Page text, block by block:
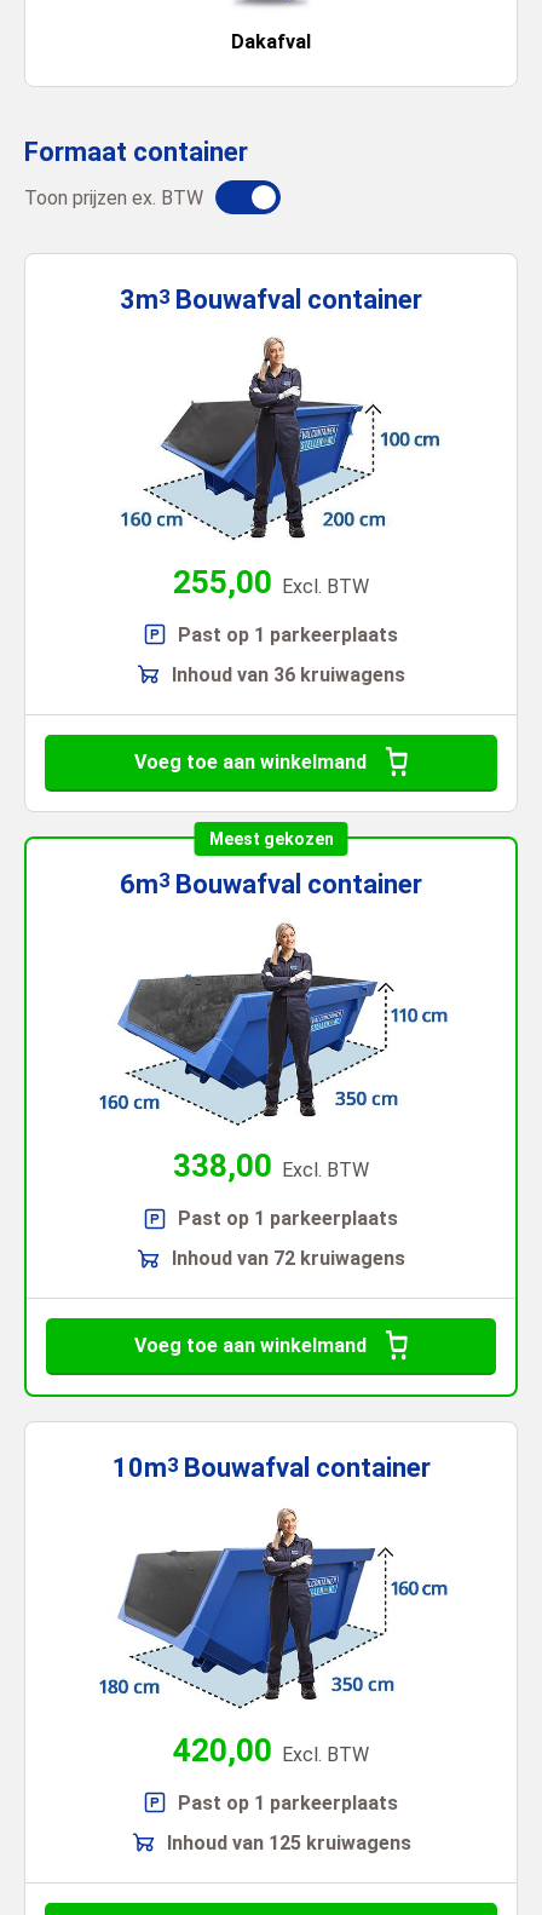
Dakafval
Formaat container
Toon prijzen ex. BTW
3m3 Bouwafval container
255,00 Excl. BTW
Past op 1 parkeerplaats
Inhoud van 36 kruiwagens
Voeg toe aan winkelmand
Meest gekozen
6m3 Bouwafval container
338,00 Excl. BTW
Past op 1 parkeerplaats
Inhoud van 72 kruiwagens
Voeg toe aan winkelmand
10m3 Bouwafval container
420,00 Excl. BTW
Past op 1 parkeerplaats
Inhoud van 125 kruiwagens